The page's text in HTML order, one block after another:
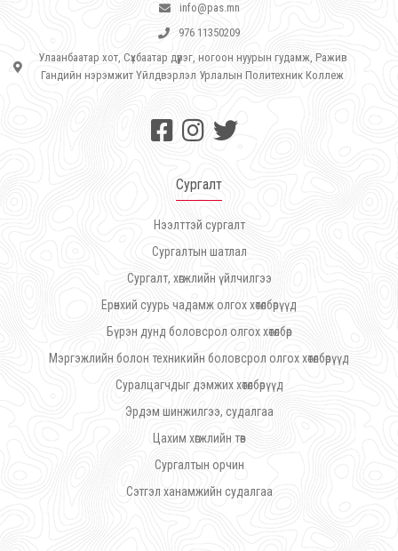
info@pas.mn
976 11350209
Улаанбаатар хот, Сүхбаатар дүүрэг, ногоон нуурын гудамж, Ражив
Гандийн нэрэмжит Үйлдвэрлэл Урлалын Политехник Коллеж
Сургалт
Нээлттэй сургалт
Сургалтын шатлал
Сургалт, хөгжлийн үйлчилгээ
Ерөнхий суурь чадамж олгох хөтөлбөрүүд
Бүрэн дунд боловсрол олгох хөтөлбөр
Мэргэжлийн болон техникийн боловсрол олгох хөтөлбөрүүд
Суралцагчдыг дэмжих хөтөлбөрүүд
Эрдэм шинжилгээ, судалгаа
Цахим хөгжлийн төв
Сургалтын орчин
Сэтгэл ханамжийн судалгаа